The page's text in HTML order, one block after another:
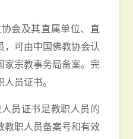
及其直属单位、直
，可由中国佛教协会认
家宗教事务局备案。完
员证书。
证书是教职人员的
教职人员备案号和有效